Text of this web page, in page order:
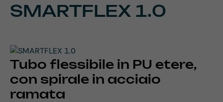
SMARTFLEX 1.0
Tubo flessibile in PU etere,
con spirale in acciaio
ramata